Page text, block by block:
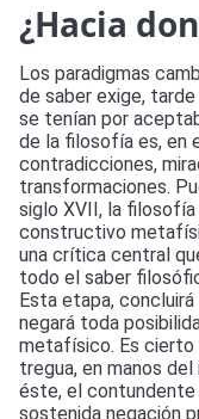
¿Hacia
Los paradigmas
de saber exige,
se tenían por
de la filosofía es, en
contradicciones,
transformaciones.
siglo XVII, la
constructivo
una crítica central
todo el saber
Esta etapa,
negará toda
metafísico. Es cierto
tregua, en manos del
éste, el contundente
sostenida negación